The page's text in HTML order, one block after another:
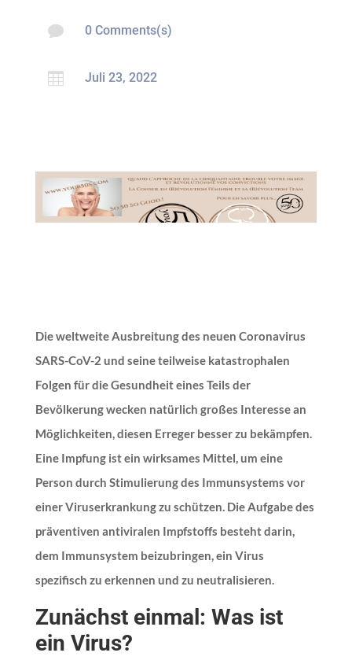
 0 Comments(s)
 Juli 23, 2022
Die weltweite Ausbreitung des neuen Coronavirus
SARS-CoV-2 und seine teilweise katastrophalen
Folgen für die Gesundheit eines Teils der
Bevölkerung wecken natürlich großes Interesse an
Möglichkeiten, diesen Erreger besser zu bekämpfen.
Eine Impfung ist ein wirksames Mittel, um eine
Person durch Stimulierung des Immunsystems vor
einer Viruserkrankung zu schützen. Die Aufgabe des
präventiven antiviralen Impfstoffs besteht darin,
dem Immunsystem beizubringen, ein Virus
spezifisch zu erkennen und zu neutralisieren.
Zunächst einmal: Was ist
ein Virus?